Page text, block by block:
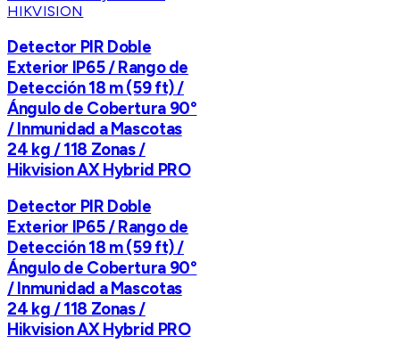
HIKVISION
Detector PIR Doble
Exterior IP65 / Rango de
Detección 18 m (59 ft) /
Ángulo de Cobertura 90°
/ Inmunidad a Mascotas
24 kg / 118 Zonas /
Hikvision AX Hybrid PRO
Detector PIR Doble
Exterior IP65 / Rango de
Detección 18 m (59 ft) /
Ángulo de Cobertura 90°
/ Inmunidad a Mascotas
24 kg / 118 Zonas /
Hikvision AX Hybrid PRO